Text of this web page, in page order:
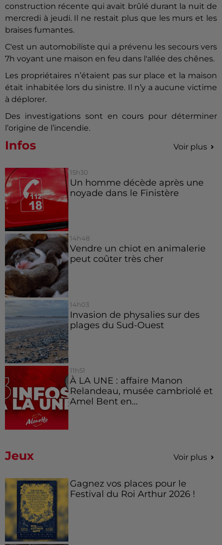
construction récente qui avait brûlé durant la nuit de
mercredi à jeudi. Il ne restait plus que les murs et les
braises fumantes.
C'est un automobiliste qui a prévenu les secours vers
7h voyant une maison en feu dans l'allée des chênes.
Les propriétaires n’étaient pas sur place et la maison
était inhabitée lors du sinistre. Il n’y a aucune victime
à déplorer.
Des investigations sont en cours pour déterminer
l’origine de l’incendie.
Infos Voir plus
15h30
Un homme décède après une
noyade dans le Finistère
14h48
Vendre un chiot en animalerie
peut coûter très cher
14h03
Invasion de physalies sur des
plages du Sud-Ouest
11h51
À LA UNE : affaire Manon
Relandeau, musée cambriolé et
Amel Bent en...
Jeux Voir plus
Gagnez vos places pour le
Festival du Roi Arthur 2026 !